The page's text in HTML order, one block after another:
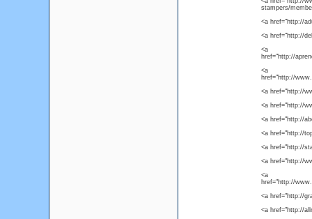
stampers/
<a href="http://
<a href="http://
<a
href="http://
<a
href="http://
<a href="http://
<a href="http://
<a href="http://
<a href="http://
<a href="http://
<a href="http://
<a
href="http://
<a href="http://
<a href="http://